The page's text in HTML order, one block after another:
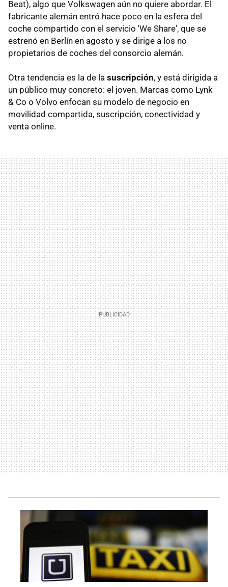
Beat), algo que Volkswagen aún no quiere abordar. El
fabricante alemán entró hace poco en la esfera del
coche compartido con el servicio 'We Share', que se
estrenó en Berlín en agosto y se dirige a los no
propietarios de coches del consorcio alemán.
Otra tendencia es la de la suscripción, y está dirigida a
un público muy concreto: el joven. Marcas como Lynk
& Co o Volvo enfocan su modelo de negocio en
movilidad compartida, suscripción, conectividad y
venta online.